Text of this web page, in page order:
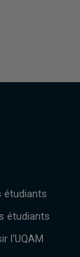
étudiants
étudiants
l'UQAM